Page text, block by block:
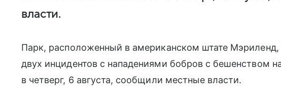
власти.
Парк, расположенный в американском штате Мэриленд,
двух инцидентов с нападениями бобров с бешенством
в четверг, 6 августа, сообщили местные власти.